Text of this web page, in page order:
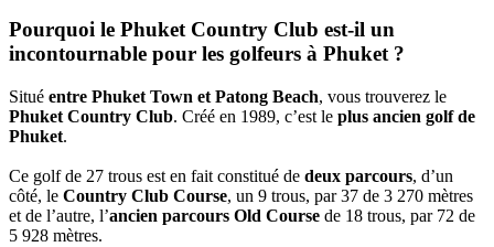
Pourquoi le Phuket Country Club est-il un
incontournable pour les golfeurs à Phuket ?
Situé entre Phuket Town et Patong Beach, vous trouverez le
Phuket Country Club. Créé en 1989, c’est le plus ancien golf de
Phuket.
Ce golf de 27 trous est en fait constitué de deux parcours, d’un
côté, le Country Club Course, un 9 trous, par 37 de 3 270 mètres
et de l’autre, l’ancien parcours Old Course de 18 trous, par 72 de
5 928 mètres.